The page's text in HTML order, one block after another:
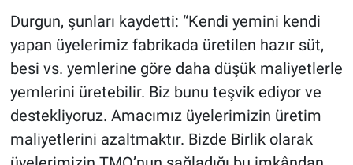
Durgun, şunları kaydetti: “Kendi yemini kendi
yapan üyelerimiz fabrikada üretilen hazır süt,
besi vs. yemlerine göre daha düşük maliyetlerle
yemlerini üretebilir. Biz bunu teşvik ediyor ve
destekliyoruz. Amacımız üyelerimizin üretim
maliyetlerini azaltmaktır. Bizde Birlik olarak